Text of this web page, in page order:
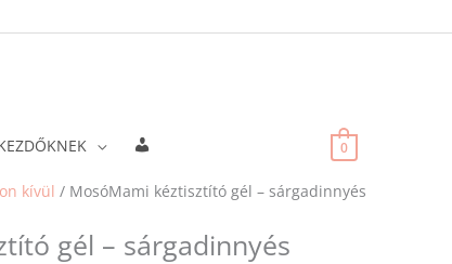
0
kívül / MosóMami kéztisztító gél – sárgadinnyés
gél – sárgadinnyés